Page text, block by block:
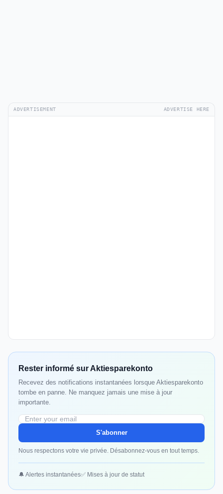
ADVERTISEMENT ADVERTISE HERE
Rester informé sur Aktiesparekonto
Recevez des notifications instantanées lorsque Aktiesparekonto
tombe en panne. Ne manquez jamais une mise à jour
importante.
S'abonner
Nous respectons votre vie privée. Désabonnez-vous en tout temps.
🔔 Alertes instantanées✅ Mises à jour de statut